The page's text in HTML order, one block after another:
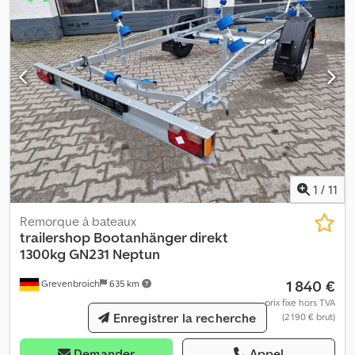
1 / 11
Grevenbroich 635 km
Remorque à bateaux
trailershop Bootanhänger direkt
1300kg GN231 Neptun
1 840 €
prix fixe hors TVA
(2 190 € brut)
Enregistrer la recherche